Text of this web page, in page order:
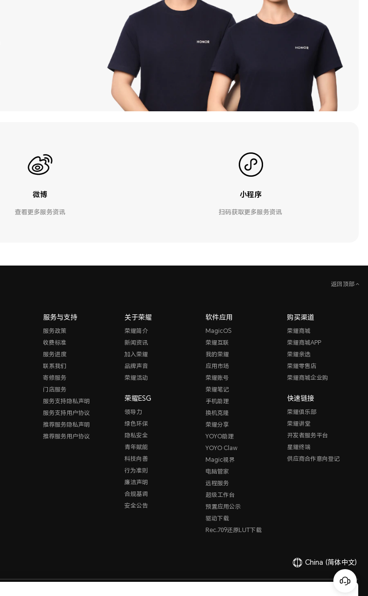
微博
查看更多服务资讯
小程序
扫码获取更多服务资讯
返回顶部
服务与支持
服务政策
收费标准
服务进度
联系我们
寄修服务
门店服务
服务支持隐私声明
服务支持用户协议
推荐服务隐私声明
推荐服务用户协议
关于荣耀
荣耀简介
新闻资讯
加入荣耀
品牌声音
荣耀活动
荣耀ESG
领导力
绿色环保
隐私安全
青年赋能
科技向善
行为准则
廉洁声明
合规基调
安全公告
软件应用
MagicOS
荣耀互联
我的荣耀
应用市场
荣耀账号
荣耀笔记
手机助理
换机克隆
荣耀分享
YOYO助理
YOYO Claw
Magic视界
电脑管家
远程服务
超级工作台
预置应用公示
驱动下载
Rec.709还原LUT下载
购买渠道
荣耀商城
荣耀商城APP
荣耀亲选
荣耀零售店
荣耀商城企业购
快速链接
荣耀俱乐部
荣耀讲堂
开发者服务平台
星耀终端
供应商合作意向登记
China (简体中文)